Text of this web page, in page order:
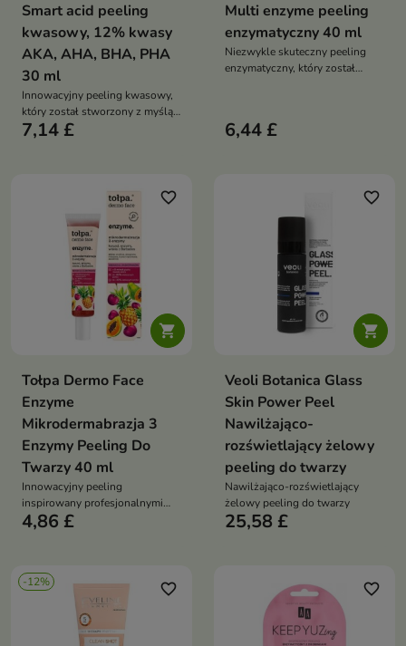
Smart acid peeling
kwasowy, 12% kwasy
AKA, AHA, BHA, PHA
30 ml
Innowacyjny peeling kwasowy,
który został stworzony z myślą
o osobach z cerą tłustą,
7,14 £
Multi enzyme peeling
enzymatyczny 40 ml
Niezwykle skuteczny peeling
enzymatyczny, który został
6,44 £

favorite_border
Tołpa Dermo Face
Enzyme
Mikrodermabrazja 3
Enzymy Peeling Do
Twarzy 40 ml
Innowacyjny peeling
inspirowany profesjonalnymi
zabiegami klinicznymi, który
4,86 £

favorite_border
Veoli Botanica Glass
Skin Power Peel
Nawilżająco-
rozświetlający żelowy
peeling do twarzy
Nawilżająco-rozświetlający
żelowy peeling do twarzy
25,58 £
-12% favorite_border favorite_border